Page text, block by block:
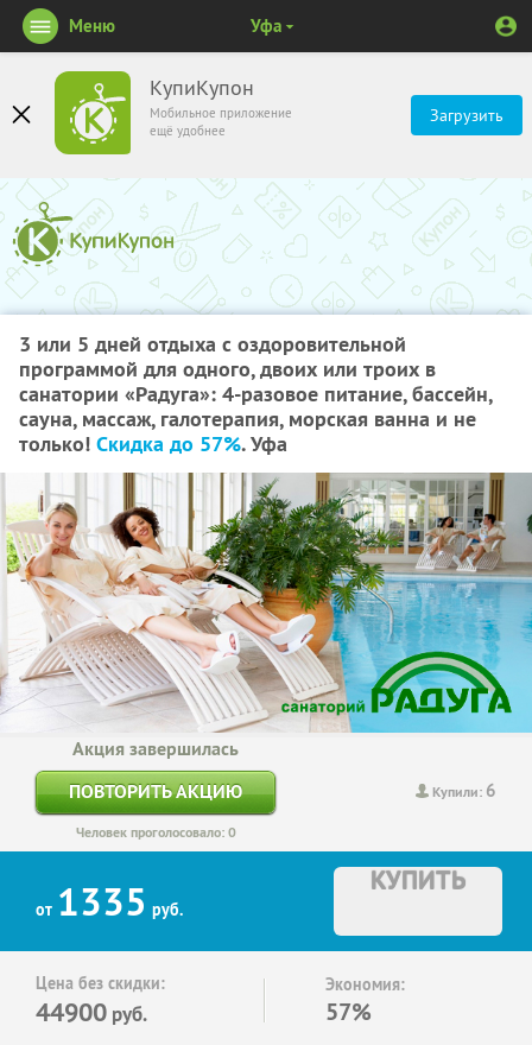
КупиКупон
Мобильное приложение
ещё удобнее
Загрузить
Меню Уфа
3 или 5 дней отдыха с оздоровительной
программой для одного, двоих или троих в
санатории «Радуга»: 4-разовое питание, бассейн,
сауна, массаж, галотерапия, морская ванна и не
только! Скидка до 57%. Уфа
Купили: 6
Акция завершилась
ПОВТОРИТЬ АКЦИЮ
Человек проголосовало: 0
от 1335 руб.
КУПИТЬ
Цена без скидки:
44900 руб.
Экономия:
57%